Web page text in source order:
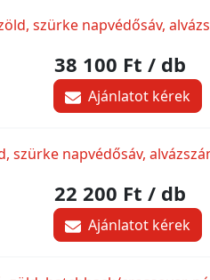
szürke napvédősáv,
38 100 Ft / db
Ajánlatot kérek
szürke napvédősáv,
22 200 Ft / db
Ajánlatot kérek